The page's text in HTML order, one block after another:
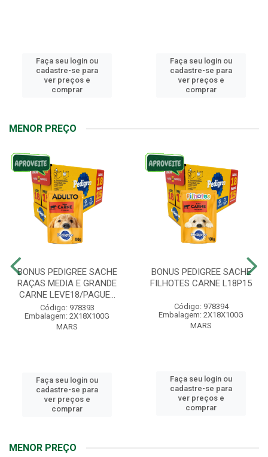
seu login ou
se para
ver preços e
Faça seu login ou
cadastre-se para
ver preços e
MENOR PREÇO
BONUS PEDIGREE SACHE
RAÇAS MEDIA E GRANDE
CARNE LEVE18/PAGUE...
Código: 978393
Embalagem: 2X18X100G
MARS
Faça seu login ou
cadastre-se para
ver preços e
comprar
BONUS PEDIGREE SACHE
FILHOTES CARNE L18P15
Código: 978394
Embalagem: 2X18X100G
MARS
Faça seu login ou
cadastre-se para
ver preços e
comprar
MENOR PREÇO